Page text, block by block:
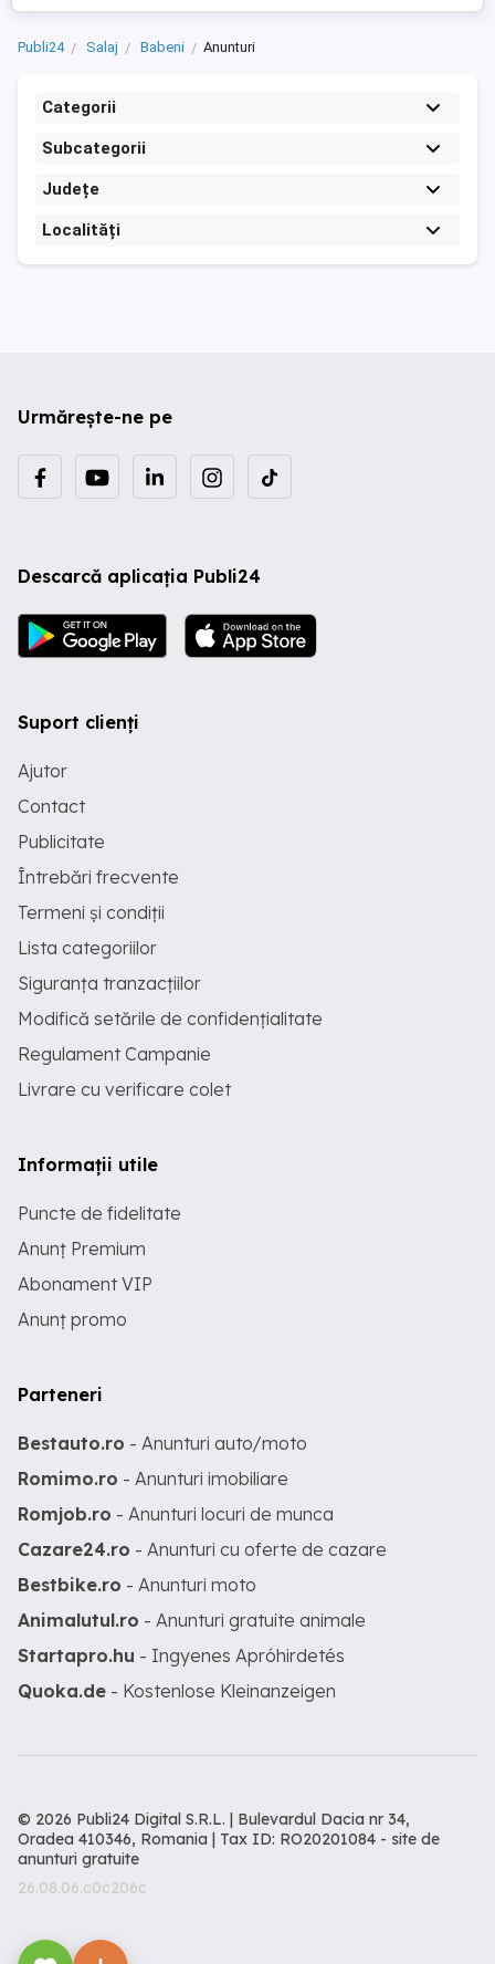
Publi24 Salaj Babeni Anunturi
Categorii
Subcategorii
Județe
Localități
Urmărește-ne pe
Descarcă aplicația Publi24
Suport clienți
Ajutor
Contact
Publicitate
Întrebări frecvente
Termeni și condiții
Lista categoriilor
Siguranța tranzacțiilor
Modifică setările de confidențialitate
Regulament Campanie
Livrare cu verificare colet
Informații utile
Puncte de fidelitate
Anunț Premium
Abonament VIP
Anunț promo
Parteneri
Bestauto.ro - Anunturi auto/moto
Romimo.ro - Anunturi imobiliare
Romjob.ro - Anunturi locuri de munca
Cazare24.ro - Anunturi cu oferte de cazare
Bestbike.ro - Anunturi moto
Animalutul.ro - Anunturi gratuite animale
Startapro.hu - Ingyenes Apróhirdetés
Quoka.de - Kostenlose Kleinanzeigen
© 2026 Publi24 Digital S.R.L. | Bulevardul Dacia nr 34,
Oradea 410346, Romania | Tax ID: RO20201084 - site de
anunturi gratuite
26.08.06.c0c206c